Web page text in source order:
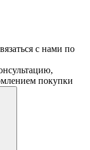
с нами по
покупки